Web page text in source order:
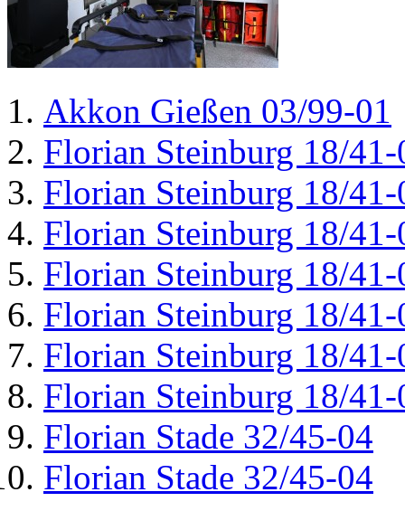
Akkon Gießen 03/99-01
Florian Steinburg 18/41-
Florian Steinburg 18/41-
Florian Steinburg 18/41-
Florian Steinburg 18/41-
Florian Steinburg 18/41-
Florian Steinburg 18/41-
Florian Steinburg 18/41-
Florian Stade 32/45-04
Florian Stade 32/45-04